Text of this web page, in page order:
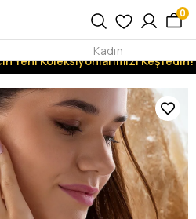
Koleksiyonlarımızı Keşfedin!
0
Kadın